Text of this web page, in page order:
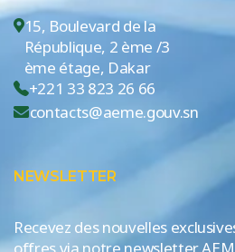
15, Boulevard de la
République, 2 ème /3
ème étage, Dakar
+221 33 823 26 66
contacts@aeme.gouv.sn
NEWSLETTER
Recevez des nouvelles